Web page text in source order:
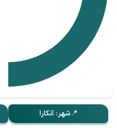
📍شهر: آنکارا